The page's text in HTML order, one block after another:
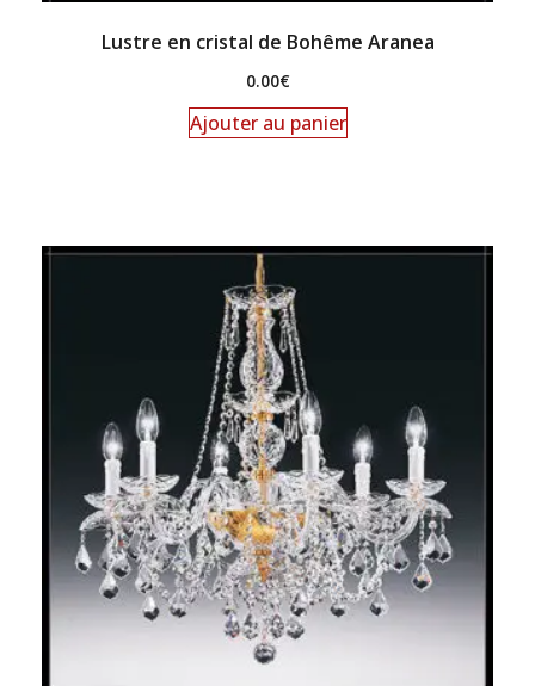
Lustre en cristal de Bohême Aranea
0.00€
Ajouter au panier